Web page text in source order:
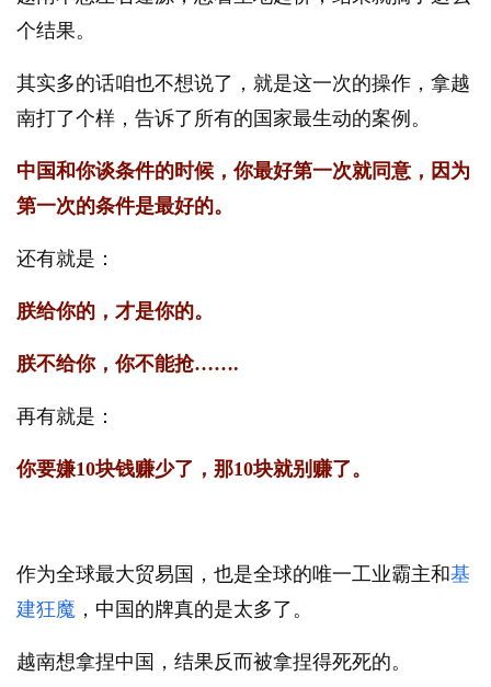
个结果。
其实多的话咱也不想说了，就是这一次的操作，拿越
南打了个样，告诉了所有的国家最生动的案例。
中国和你谈条件的时候，你最好第一次就同意，因为
第一次的条件是最好的。
还有就是：
朕给你的，才是你的。
朕不给你，你不能抢…….
再有就是：
你要嫌10块钱赚少了，那10块就别赚了。
作为全球最大贸易国，也是全球的唯一工业霸主和基
建狂魔 ，中国的牌真的是太多了。
越南想拿捏中国，结果反而被拿捏得死死的。